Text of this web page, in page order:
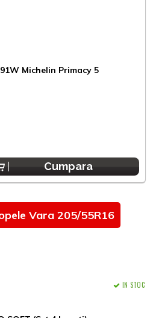
Michelin Primacy 5
Cumpara
Vara 205/55R16
IN STOC